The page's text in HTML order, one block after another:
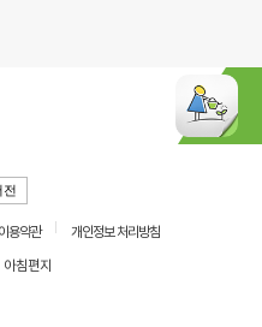
전
이용약관
개인정보 처리방침
침편지